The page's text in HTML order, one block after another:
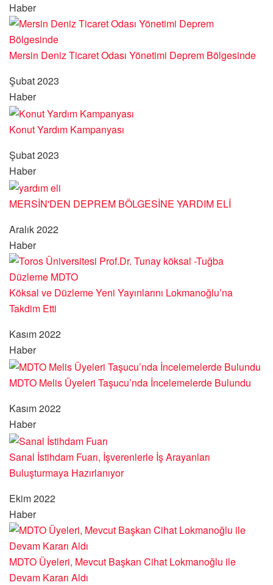
Haber
Mersin Deniz Ticaret Odası Yönetimi Deprem Bölgesinde
Şubat 2023
Haber
Konut Yardım Kampanyası
Şubat 2023
Haber
MERSİN'DEN DEPREM BÖLGESİNE YARDIM ELİ
Aralık 2022
Haber
Köksal ve Düzleme Yeni Yayınlarını Lokmanoğlu’na
Takdim Etti
Kasım 2022
Haber
MDTO Melis Üyeleri Taşucu’nda İncelemelerde Bulundu
Kasım 2022
Haber
Sanal İstihdam Fuarı, İşverenlerle İş Arayanları
Buluşturmaya Hazırlanıyor
Ekim 2022
Haber
MDTO Üyeleri, Mevcut Başkan Cihat Lokmanoğlu ile
Devam Kararı Aldı